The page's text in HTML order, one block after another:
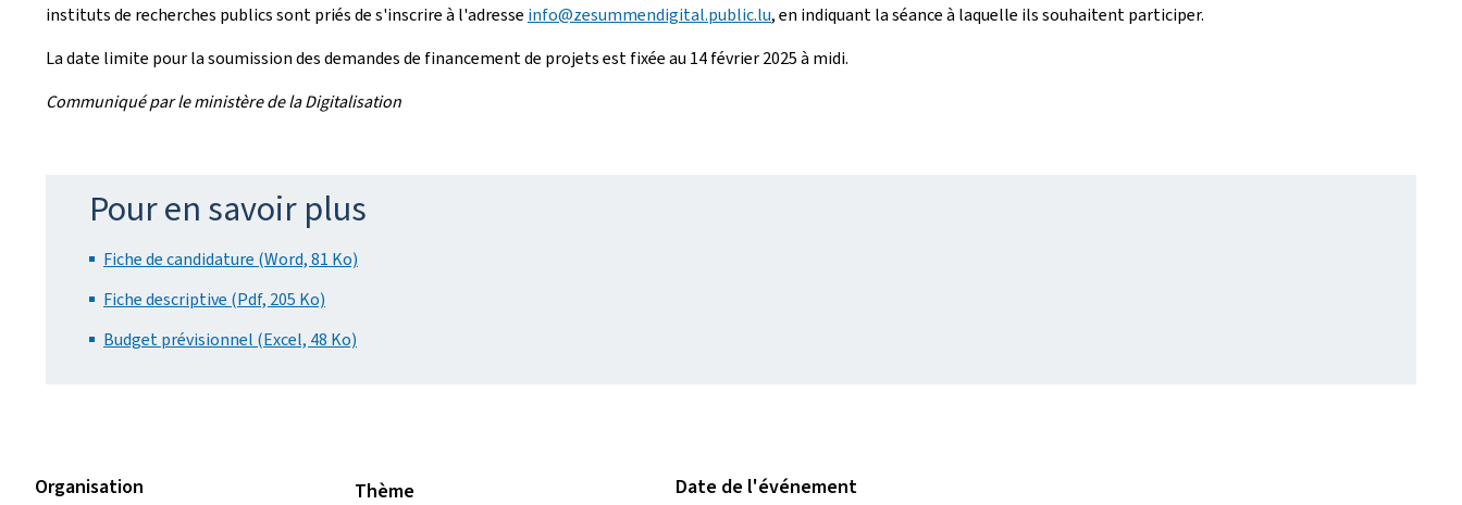
instituts de recherches publics sont priés de s'inscrire à l'adresse info@zesummendigital.public.lu, en indiquant la séance à laquelle ils souhaitent participer.
La date limite pour la soumission des demandes de financement de projets est fixée au 14 février 2025 à midi.
Communiqué par le ministère de la Digitalisation
Pour en savoir plus
Fiche de candidature (Word, 81 Ko)
Fiche descriptive (Pdf, 205 Ko)
Budget prévisionnel (Excel, 48 Ko)
Organisation Thème Date de l'événement